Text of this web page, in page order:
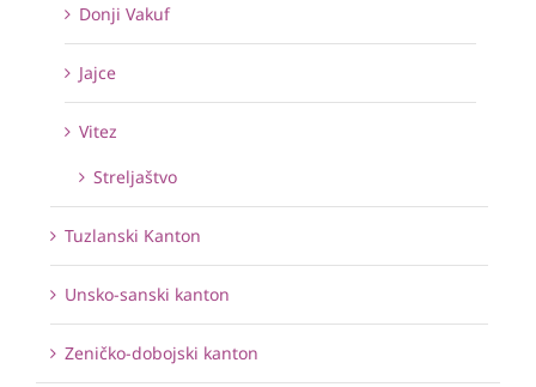
Donji Vakuf
Jajce
Vitez
Streljaštvo
Tuzlanski Kanton
Unsko-sanski kanton
Zeničko-dobojski kanton